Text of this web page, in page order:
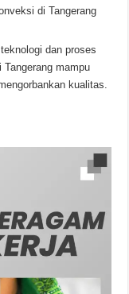
di Tangerang
dan proses
mampu
kualitas.